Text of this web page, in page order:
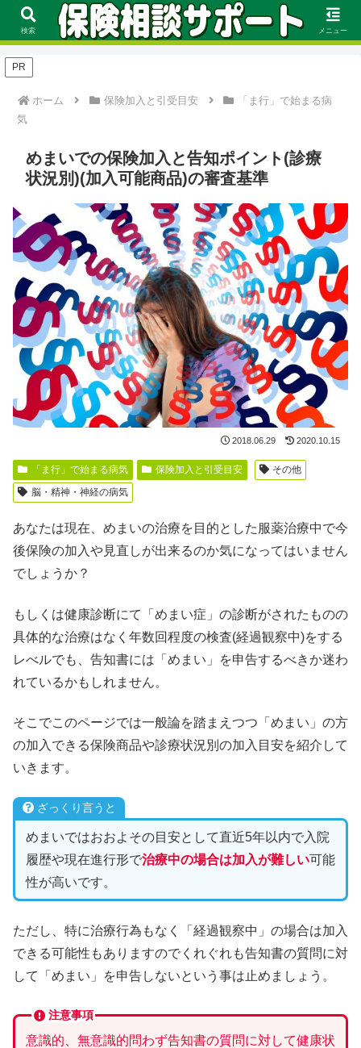
FP資格を持つ保険のプロが保険の選び方や見直し方、評価基準に基づくおす
すめをランキング形式で徹底解説！
PR
ホーム 保険加入と引受目安
「ま行」で始まる病
気
めまいでの保険加入と告知ポイント(診療
状況別)(加入可能商品)の審査基準
2018.06.29 2020.10.15
「ま行」で始まる病気 保険加入と引受目安
その他
脳・精神・神経の病気
あなたは現在、めまいの治療を目的とした服薬治療中で今
後保険の加入や見直しが出来るのか気になってはいません
でしょうか？
もしくは健康診断にて「めまい症」の診断がされたものの
具体的な治療はなく年数回程度の検査(経過観察中)をする
レべルでも、告知書には「めまい」を申告するべきか迷わ
れているかもしれません。
そこでこのページでは一般論を踏まえつつ「めまい」の方
の加入できる保険商品や診療状況別の加入目安を紹介して
いきます。
ざっくり言うと
めまいではおおよその目安として直近5年以内で入院
履歴や現在進行形で治療中の場合は加入が難しい可能
性が高いです。
ただし、特に治療行為もなく「経過観察中」の場合は加入
できる可能性もありますのでくれぐれも告知書の質問に対
して「めまい」を申告しないという事は止めましょう。
注意事項
意識的、無意識的問わず告知書の質問に対して健康状
検索 メニュー